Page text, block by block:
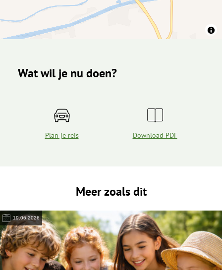
Wat wil je nu doen?
Plan je reis Download PDF
Meer zoals dit
19.06.2026